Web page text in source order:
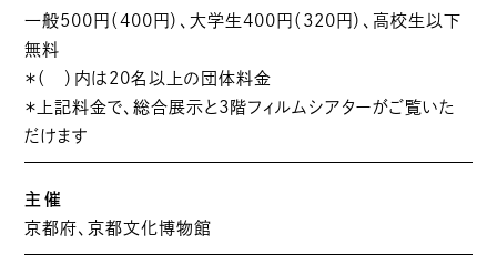
一般500円（400円）、大学生400円（320円）、高校生以下
無料
＊（ ）内は20名以上の団体料金
＊上記料金で、総合展示と3階フィルムシアターがご覧いた
だけます
主催
京都府、京都文化博物館